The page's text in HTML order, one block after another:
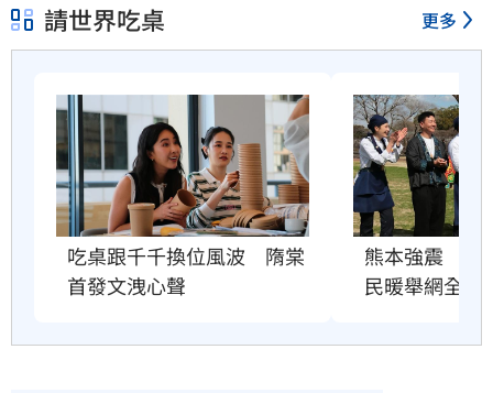
請世界吃桌 更多
吃桌跟千千換位風波　隋棠
首發文洩心聲
熊本強震　吃
民暖舉網全哭